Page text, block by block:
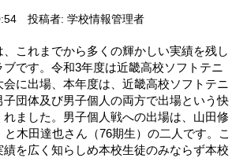
投稿者: 学校情報管理者
、これまでから多くの輝かしい実績を残し
です。令和3年度は近畿高校ソフトテニ
会に出場、本年度は、近畿高校ソフトテニ
子団体及び男子個人の両方で出場という快
ました。男子個人戦への出場は、山田修
木田達也さん（76期生）の二人です。こ
を広く知らしめ本校生徒のみならず本校